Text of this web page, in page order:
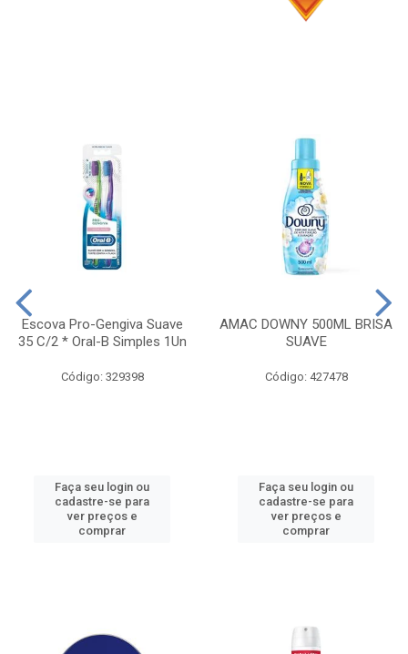
Escova Pro-Gengiva Suave
35 C/2 * Oral-B Simples 1Un
Código: 329398
Faça seu login ou
cadastre-se para
ver preços e
comprar
AMAC DOWNY 500ML BRISA
SUAVE
Código: 427478
Faça seu login ou
cadastre-se para
ver preços e
comprar